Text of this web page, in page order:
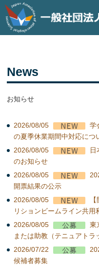
News
お知らせ
2026/08/05
学
の夏季休業期間中対応につ
2026/08/05
日
のお知らせ
2026/08/05
開票結果の公示
2026/08/05
リションビームライン共
2026/08/05
東
または助教（テニュアトラ
2026/07/22
候補者募集